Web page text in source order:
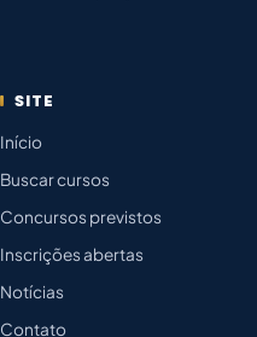
SITE
Início
Buscar cursos
Concursos previstos
Inscrições abertas
Notícias
Contato